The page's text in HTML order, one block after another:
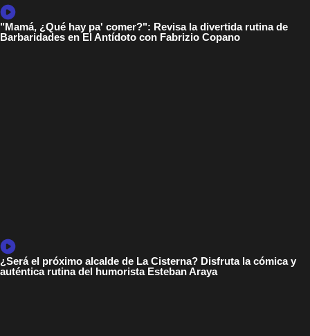
"Mamá, ¿Qué hay pa' comer?": Revisa la divertida rutina de
Barbaridades en El Antídoto con Fabrizio Copano
¿Será el próximo alcalde de La Cisterna? Disfruta la cómica y
auténtica rutina del humorista Esteban Araya